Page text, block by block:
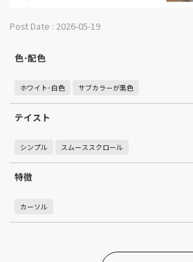
Post Date : 2026-05-19
色･配色
ホワイト･白色 サブカラーが黒色
テイスト
シンプル スムーススクロール
特徴
カーソル